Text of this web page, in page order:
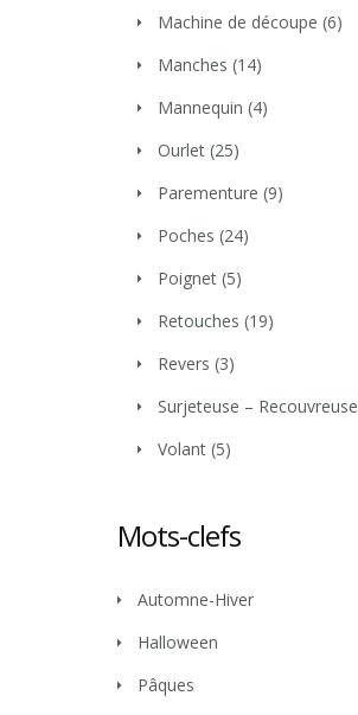
Machine de découpe (6)
Manches (14)
Mannequin (4)
Ourlet (25)
Parementure (9)
Poches (24)
Poignet (5)
Retouches (19)
Revers (3)
Surjeteuse – Recouvreuse
Volant (5)
Mots-clefs
Automne-Hiver
Halloween
Pâques